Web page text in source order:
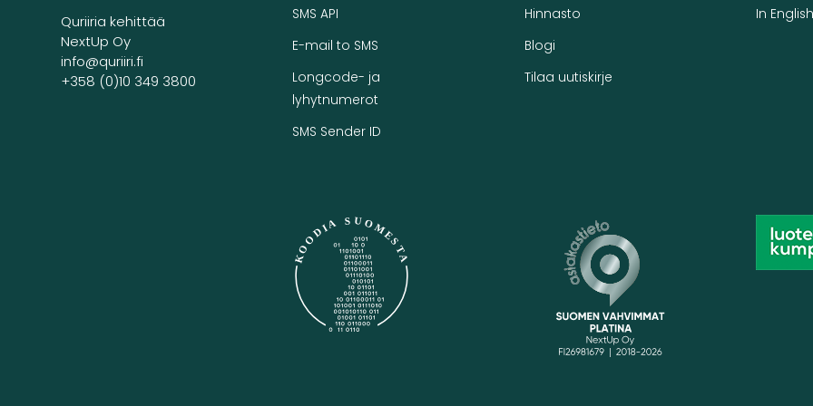
Quriiria kehittää
NextUp Oy
info@quriiri.fi
+358 (0)10 349 3800
SMS API
E-mail to SMS
Longcode- ja
lyhytnumerot
SMS Sender ID
Hinnasto
Blogi
Tilaa uutiskirje
In English